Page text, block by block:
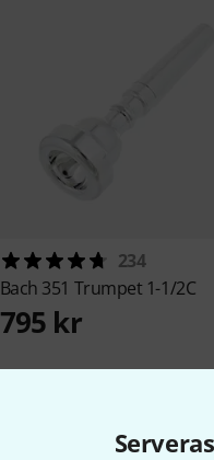
234
Bach 351 Trumpet 1-1/2C
795 kr